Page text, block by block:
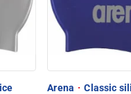
Arena · Classic